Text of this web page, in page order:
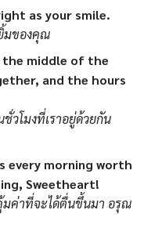
as your smile.
มของคุณ
the middle of the
and the hours
วโมงที่เราอยู่ด้วยกัน
every morning worth
Sweetheart!
มค่าที่จะได้ตื่นขึ้นมา อรุณ